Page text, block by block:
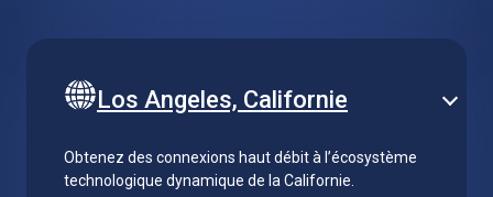
Los Angeles, Californie
Obtenez des connexions haut débit à l’écosystème
technologique dynamique de la Californie.